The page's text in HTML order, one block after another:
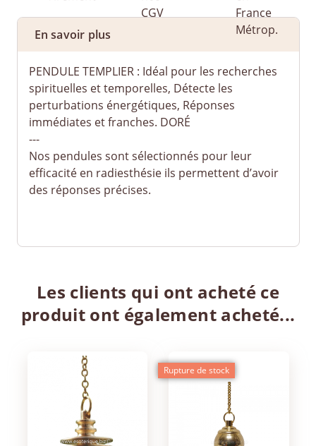
En savoir plus
PENDULE TEMPLIER : Idéal pour les recherches
spirituelles et temporelles, Détecte les
perturbations énergétiques, Réponses
immédiates et franches. DORÉ
---
Nos pendules sont sélectionnés pour leur
efficacité en radiesthésie ils permettent d’avoir
des réponses précises.
Les clients qui ont acheté ce
produit ont également acheté...
Rupture de stock